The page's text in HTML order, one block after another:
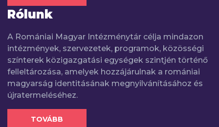
Rólunk
A Romániai Magyar Intézménytár célja mindazon
intézmények, szervezetek, programok, közösségi
színterek közigazgatási egységek szintjén történő
felleltározása, amelyek hozzájárulnak a romániai
magyarság identitásának megnyilvánításához és
újratermeléséhez.
TOVÁBB